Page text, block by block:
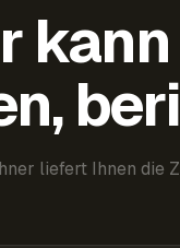
liefert Ihnen die